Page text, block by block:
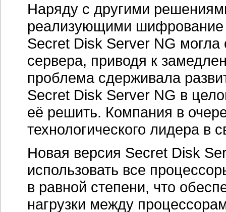
Наряду с другими
реализующими шифрование
Secret Disk Server NG могла
сервера, приводя к
проблема сдерживала
Secret Disk Server NG в
её решить. Компания в
технологического лидера в
Новая версия Secret Disk
использовать все
в равной степени, что
нагрузки между